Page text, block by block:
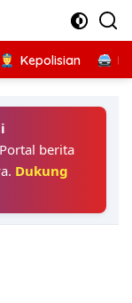
Kepolisian
berita
Dukung